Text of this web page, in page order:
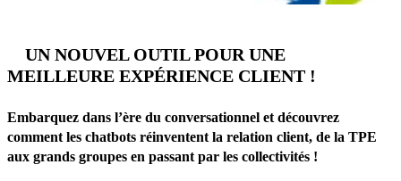
UN NOUVEL OUTIL POUR UNE
MEILLEURE EXPÉRIENCE CLIENT !
Embarquez dans l’ère du conversationnel et découvrez
comment les chatbots réinventent la relation client, de la TPE
aux grands groupes en passant par les collectivités !